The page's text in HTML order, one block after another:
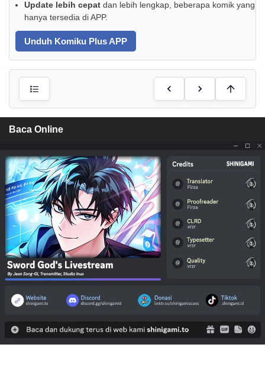
Update lebih cepat dan lebih lengkap, beberapa komik yang
hanya tersedia di APP.
Unduh Komiku Plus APP
Baca Online